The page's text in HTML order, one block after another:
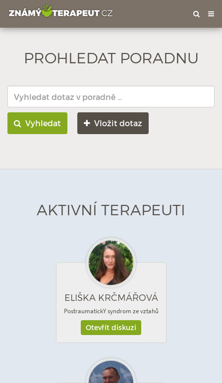
PROHLEDAT PORADNU
Vyhledat Vložit dotaz
AKTIVNÍ TERAPEUTI
ELIŠKA KRČMÁŘOVÁ
PostraumatickY syndrom ze vztahů
Otevřít diskuzi